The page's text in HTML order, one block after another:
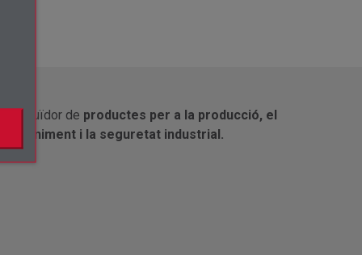
de productes per a la producció, el
i la seguretat industrial.